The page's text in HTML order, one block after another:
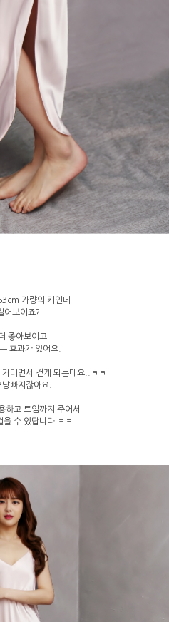
가량의 키인데
어보이죠?
좋아보이고
효과가 있어요.
리면서 걷게 되는데요..ㅋㅋ
냥빠지잖아요.
하고 트임까지 주어서
을 수 있답니다 ㅋㅋ